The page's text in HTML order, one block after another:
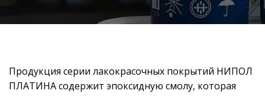
Продукция серии лакокрасочных покрытий НИПОЛ
ПЛАТИНА содержит эпоксидную смолу, которая